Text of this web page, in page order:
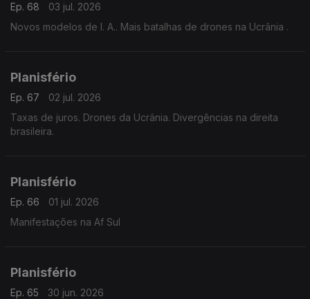
Ep. 68
03 jul. 2026
Novos modelos de I. A.. Mais batalhas de drones na Ucrânia .
Planisfério
Ep. 67
02 jul. 2026
Taxas de juros. Drones da Ucrânia. Divergências na direita
brasileira.
Planisfério
Ep. 66
01 jul. 2026
Manifestações na Af Sul
Planisfério
Ep. 65
30 jun. 2026